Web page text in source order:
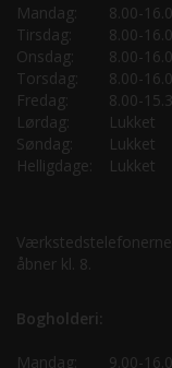
Mandag:
8.00-
Tirsdag:
8.00-
Onsdag:
8.00-
Torsdag:
8.00-
Fredag:
8.00-
Lørdag:
Lukket
Søndag:
Lukket
Helligdage:
Lukket
åbner kl. 8.
Bogholderi:
Mandag: 9.00-